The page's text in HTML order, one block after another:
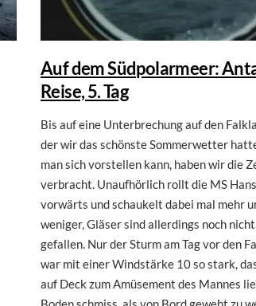
Auf dem Südpolarmeer:
Reise, 5. Tag
Bis auf eine Unterbrechung auf den
der wir das schönste Sommerwetter
man sich vorstellen kann, haben wir die
verbracht. Unaufhörlich rollt die MS
vorwärts und schaukelt dabei mal mehr
weniger, Gläser sind allerdings noch
gefallen. Nur der Sturm am Tag vor den
war mit einer Windstärke 10 so stark,
auf Deck zum Amüsement des Mannes